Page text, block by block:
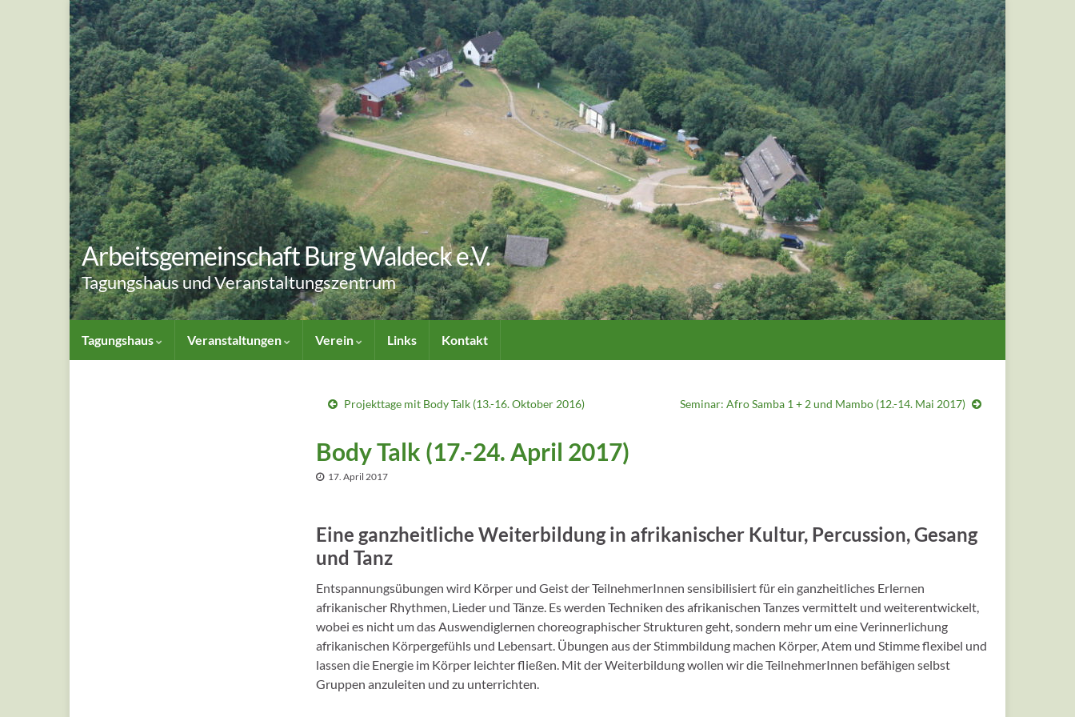
Arbeitsgemeinschaft Burg Waldeck e.V.
Tagungshaus und Veranstaltungszentrum
Tagungshaus Veranstaltungen Verein Links Kontakt
Projekttage mit Body Talk (13.-16. Oktober 2016) Seminar: Afro Samba 1 + 2 und Mambo (12.-14. Mai 2017)
Body Talk (17.-24. April 2017)
17. April 2017
Eine ganzheitliche Weiterbildung in afrikanischer Kultur, Percussion, Gesang
und Tanz
Entspannungsübungen wird Körper und Geist der TeilnehmerInnen sensibilisiert für ein ganzheitliches Erlernen
afrikanischer Rhythmen, Lieder und Tänze. Es werden Techniken des afrikanischen Tanzes vermittelt und weiterentwickelt,
wobei es nicht um das Auswendiglernen choreographischer Strukturen geht, sondern mehr um eine Verinnerlichung
afrikanischen Körpergefühls und Lebensart. Übungen aus der Stimmbildung machen Körper, Atem und Stimme flexibel und
lassen die Energie im Körper leichter fließen. Mit der Weiterbildung wollen wir die TeilnehmerInnen befähigen selbst
Gruppen anzuleiten und zu unterrichten.